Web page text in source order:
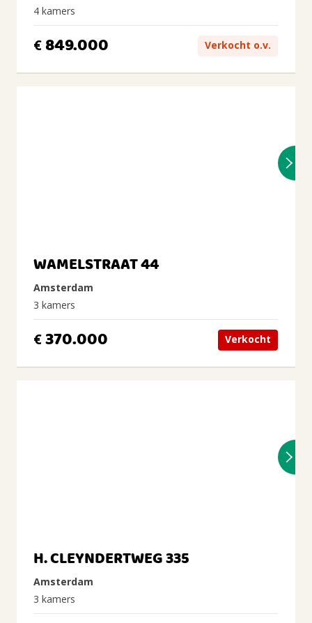
4 kamers
€ 849.000 Verkocht o.v.
WAMELSTRAAT 44
Amsterdam
3 kamers
€370.000 Verkocht
H. CLEYNDERTWEG 335
Amsterdam
3 kamers